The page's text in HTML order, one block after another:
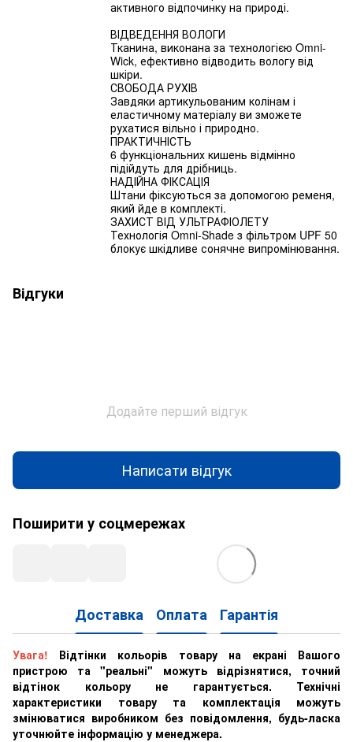
активного відпочинку на природі.
ВІДВЕДЕННЯ ВОЛОГИ
Тканина, виконана за технологією Omni-
Wick, ефективно відводить вологу від
шкіри.
СВОБОДА РУХІВ
Завдяки артикульованим колінам і
еластичному матеріалу ви зможете
рухатися вільно і природно.
ПРАКТИЧНІСТЬ
6 функціональних кишень відмінно
підійдуть для дрібниць.
НАДІЙНА ФІКСАЦІЯ
Штани фіксуються за допомогою ременя,
який йде в комплекті.
ЗАХИСТ ВІД УЛЬТРАФІОЛЕТУ
Технологія Omni-Shade з фільтром UPF 50
блокує шкідливе сонячне випромінювання.
Відгуки
Додайте перший відгук
Написати відгук
Поширити у соцмережах
Доставка Оплата Гарантія
Увага! Відтінки кольорів товару на екрані Вашого
пристрою та "реальні" можуть відрізнятися, точний
відтінок кольору не гарантується. Технічні
характеристики товару та комплектація можуть
змінюватися виробником без повідомлення, будь-ласка
уточнюйте інформацію у менеджера.